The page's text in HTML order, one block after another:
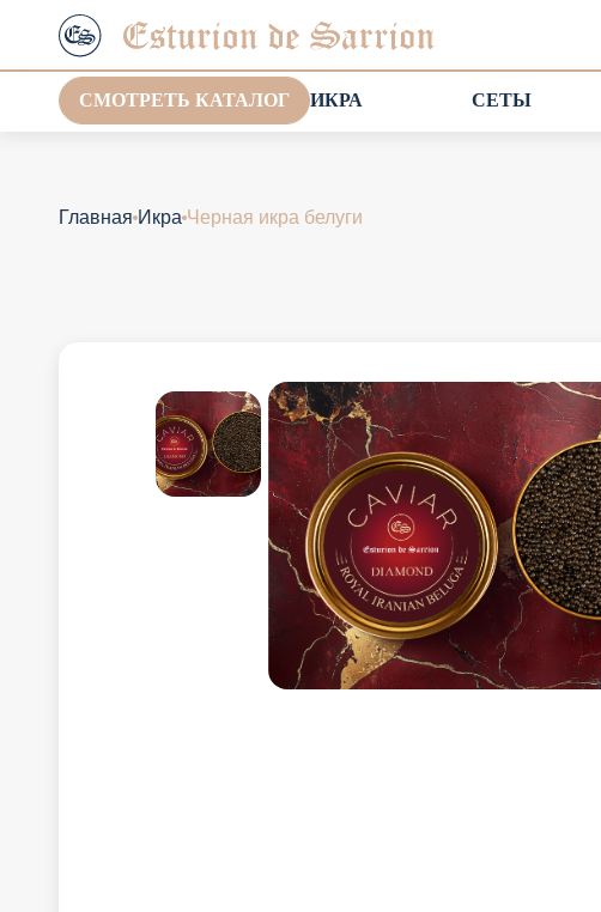
СМОТРЕТЬ КАТАЛОГ ИКРА СЕТЫ
Главная Икра Черная икра белуги